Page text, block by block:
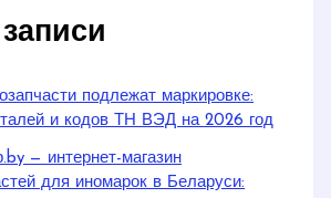
подлежат маркировке:
и кодов ТН ВЭД на 2026 год
— интернет-магазин
для иномарок в Беларуси: